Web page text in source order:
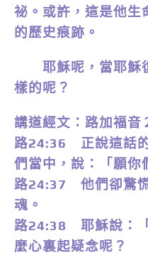
祕。或許，這是他生
的歷史痕跡。
耶穌呢，當耶穌
樣的呢？
講道經文：路加福音
路24:36 正說這話
們當中，說：「願你
路24:37 他們卻驚
魂。
路24:38 耶穌說：
麼心裏起疑念呢？